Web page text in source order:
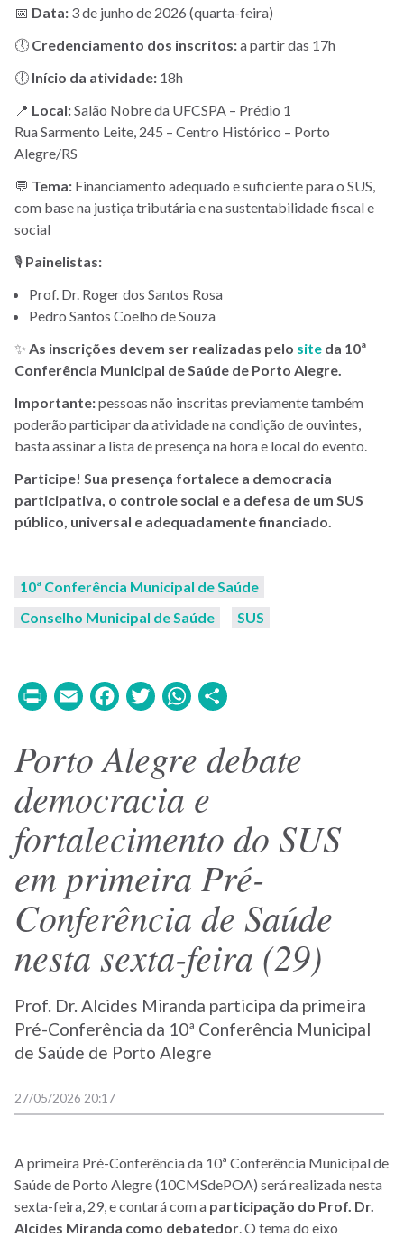
📅 Data: 3 de junho de 2026 (quarta-feira)
🕔 Credenciamento dos inscritos:a partir das 17h
🕕 Início da atividade: 18h
📍 Local:Salão Nobre da UFCSPA – Prédio 1
Rua Sarmento Leite, 245 – Centro Histórico – Porto
Alegre/RS
💬 Tema: Financiamento adequado e suficiente para o SUS,
com base na justiça tributária e na sustentabilidade fiscal e
social
🎙️ Painelistas:
Prof. Dr. Roger dos Santos Rosa
Pedro Santos Coelho de Souza
✨ As inscrições devem ser realizadas pelo site da 10ª
Conferência Municipal de Saúde de Porto Alegre.
Importante:pessoas não inscritas previamente também
poderão participar da atividade na condição de ouvintes,
basta assinar a lista de presença na hora e local do evento.
Participe! Sua presença fortalece a democracia
participativa, o controle social e a defesa de um SUS
público, universal e adequadamente financiado.
10ª Conferência Municipal de Saúde
Conselho Municipal de Saúde
SUS
PrintEmailFacebook
TwitterWhatsApp
Porto Alegre debate
democracia e
fortalecimento do SUS
em primeira Pré-
Conferência de Saúde
nesta sexta-feira (29)
Prof. Dr. Alcides Miranda participa da primeira
Pré-Conferência da 10ª Conferência Municipal
de Saúde de Porto Alegre
27/05/2026 20:17
A primeira Pré-Conferência da 10ª Conferência Municipal de
Saúde de Porto Alegre (10CMSdePOA) será realizada nesta
sexta-feira, 29, e contará com a participação do Prof. Dr.
Alcides Miranda como debatedor. O tema do eixo